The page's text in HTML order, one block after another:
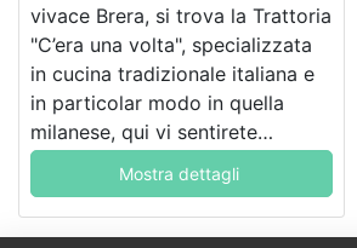
vivace Brera, si trova la Trattoria
"C’era una volta", specializzata
in cucina tradizionale italiana e
in particolar modo in quella
milanese, qui vi sentirete
amabilmente accolti e
golosamente coccolati
Mostra dettagli